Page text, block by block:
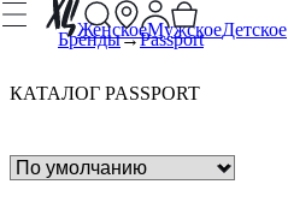
ЖенскоеМужскоеДетское
Бренды Passport
КАТАЛОГ PASSPORT